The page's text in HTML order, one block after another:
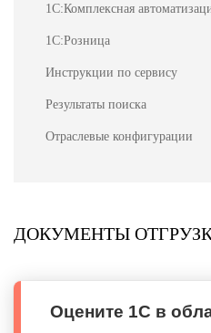
1С:Комплексная
1С:Розница
Инструкции по сервису
Результаты поиска
Отраслевые конфигурации
ДОКУМЕНТЫ
Оцените 1С в